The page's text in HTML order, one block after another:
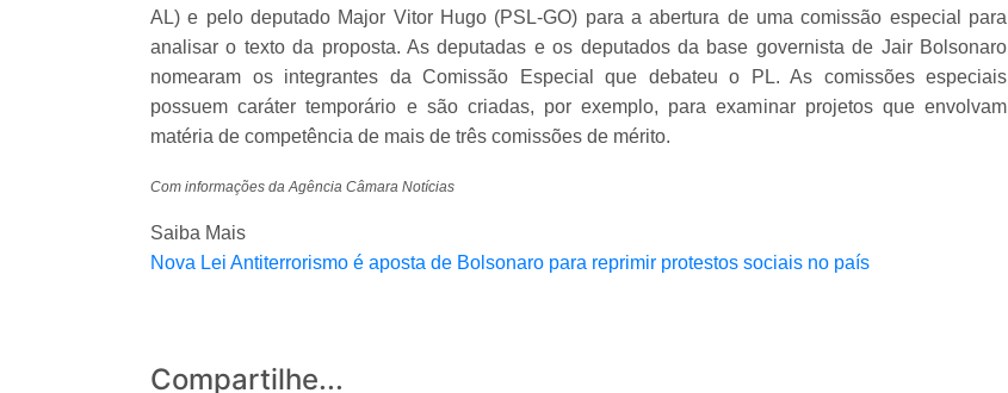
AL) e pelo deputado Major Vitor Hugo (PSL-GO) para a abertura de uma comissão especial para
analisar o texto da proposta. As deputadas e os deputados da base governista de Jair Bolsonaro
nomearam os integrantes da Comissão Especial que debateu o PL. As comissões especiais
possuem caráter temporário e são criadas, por exemplo, para examinar projetos que envolvam
matéria de competência de mais de três comissões de mérito.
Com informações da Agência Câmara Notícias
Saiba Mais
Nova Lei Antiterrorismo é aposta de Bolsonaro para reprimir protestos sociais no país
Compartilhe...